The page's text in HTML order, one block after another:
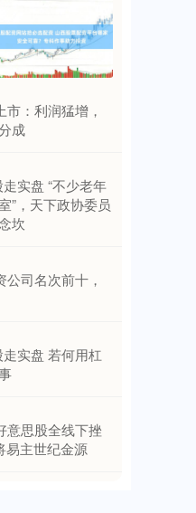
-1.00 -0.01%
：利润猛增，
成
实盘 “不少老年
”，天下政协委员
坎
司名次前十，
实盘 若何用杠
意思股全线下挫
易主世纪金源